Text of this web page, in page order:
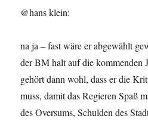
@hans klein:
na ja – fast wäre er abgewählt
der BM halt auf die kommenden
gehört dann wohl, dass er die
muss, damit das Regieren Spaß
des Oversums, Schulden des